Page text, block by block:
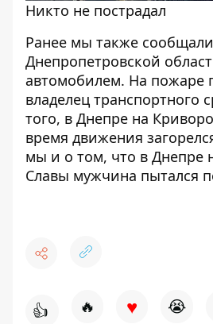
Никто не пострадал
Ранее мы также
Днепропетровской
автомобилем. На пожаре
владелец транспортного
того, в Днепре на
время движения
мы и о том, что в Днепре
Славы мужчина пытался
👍 🔥 ♥ 😭